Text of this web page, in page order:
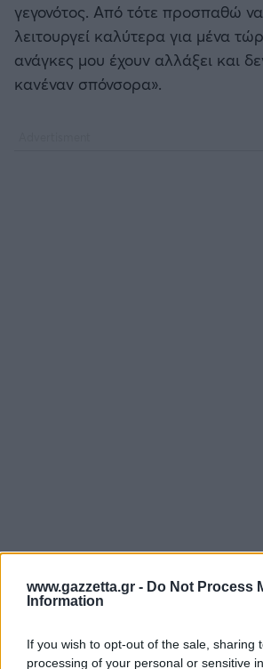
www.gazzetta.gr - Do Not Process
Information
If you wish to opt-out of the sale, sharing
processing of your personal or sensitive
γεγονότος. Από τότε προσπαθώ
λειτουργεί καλύτερα για μένα
ανάγκες μου έχουν αλλάξει και
κανέναν σπόνσορα».